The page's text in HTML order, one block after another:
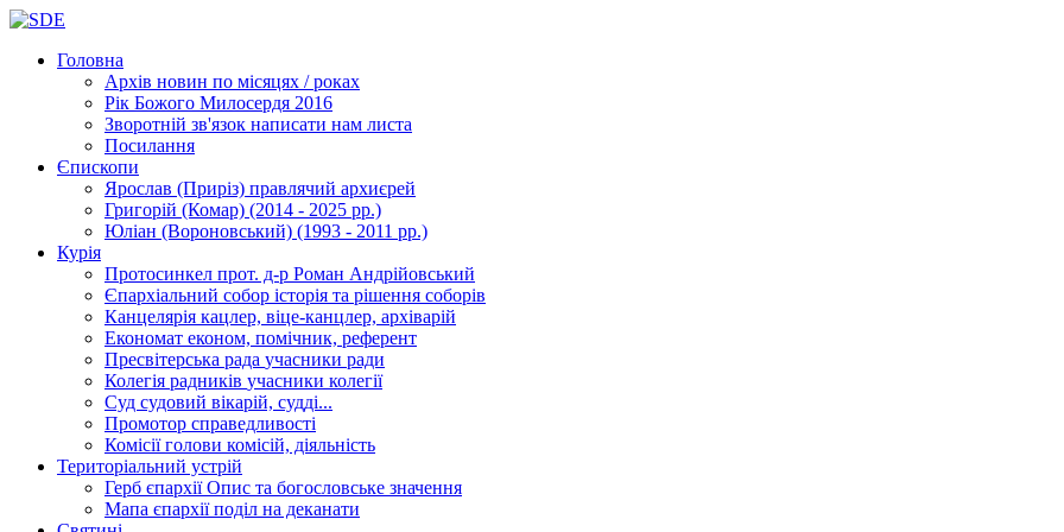
Головна
Архів новин по місяцях / роках
Рік Божого Милосердя 2016
Зворотній зв'язок написати нам листа
Посилання
Єпископи
Ярослав (Приріз) правлячий архиєрей
Григорій (Комар) (2014 - 2025 рр.)
Юліан (Вороновський) (1993 - 2011 рр.)
Курія
Протосинкел прот. д-р Роман Андрійовський
Єпархіальний собор історія та рішення соборів
Канцелярія кацлер, віце-канцлер, архіварій
Економат економ, помічник, референт
Пресвітерська рада учасники ради
Колегія радників учасники колегії
Суд судовий вікарій, судді...
Промотор справедливості
Комісіїголови комісій, діяльність
Територіальний устрій
Герб єпархіїОпис та богословське значення
Мапа єпархіїподіл на деканати